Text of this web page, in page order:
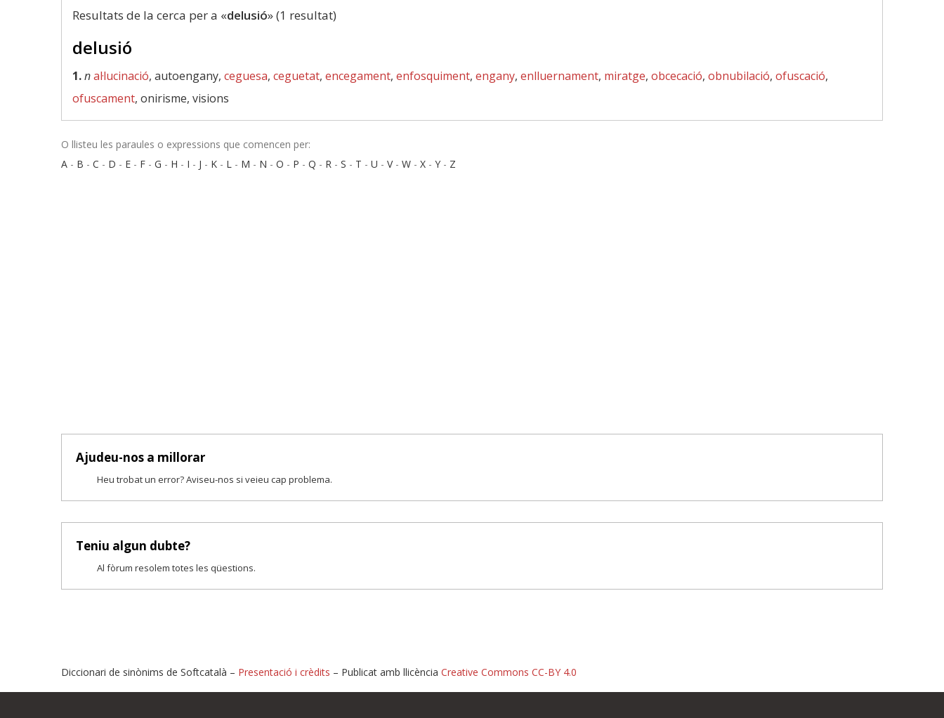
Resultats de la cerca per a «delusió» (1 resultat)
delusió
1.nal·lucinació, autoengany, ceguesa, ceguetat, encegament, enfosquiment, engany, enlluernament, miratge, obcecació, obnubilació, ofuscació,
ofuscament, onirisme, visions
O llisteu les paraules o expressions que comencen per:
A - B - C - D - E - F - G - H - I - J - K - L - M - N - O - P - Q - R - S - T - U - V- W - X - Y - Z
Ajudeu-nos a millorar
Heu trobat un error? Aviseu-nos si veieu cap problema.
Teniu algun dubte?
Al fòrum resolem totes les qüestions.
Diccionari de sinònims de Softcatalà – Presentació i crèdits – Publicat amb llicència Creative Commons CC-BY 4.0